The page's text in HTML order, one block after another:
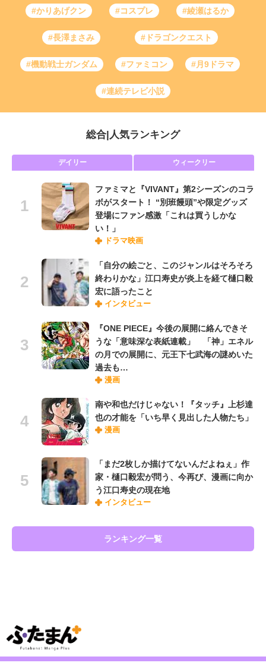
#かりあげクン #コスプレ #綾瀬はるか
#長澤まさみ #ドラゴンクエスト
#機動戦士ガンダム #ファミコン #月9ドラマ
#連続テレビ小説
総合 人気ランキング
デイリー ウィークリー
ファミマと『VIVANT』第2シーズンのコラ
ボがスタート！ “別班饅頭”や限定グッズ
登場にファン感激「これは買うしかな
い！」
ドラマ映画
「自分の絵ごと、このジャンルはそろそろ
終わりかな」江口寿史が炎上を経て樋口毅
宏に語ったこと
インタビュー
『ONE PIECE』今後の展開に絡んできそ
うな「意味深な表紙連載」 「神」エネル
の月での展開に、元王下七武海の謎めいた
過去も…
漫画
南や和也だけじゃない！『タッチ』上杉達
也の才能を「いち早く見出した人物たち」
漫画
「まだ2枚しか描けてないんだよねぇ」作
家・樋口毅宏が問う、今再び、漫画に向か
う江口寿史の現在地
インタビュー
ランキング一覧